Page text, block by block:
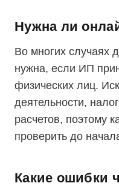
Нужна ли
Во многих случаях
нужна, если ИП
физических лиц.
деятельности,
расчетов, поэтому
проверить до
Какие ошибки